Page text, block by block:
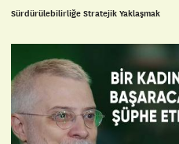
Sürdürülebilirliğe Stratejik Yaklaşmak